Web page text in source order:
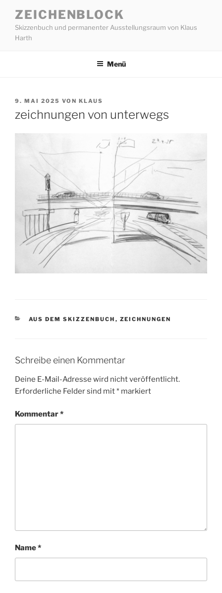
Inhalt
springen
ZEICHENBLOCK
Skizzenbuch und permanenter Ausstellungsraum von Klaus
Harth
Menü
VERÖFFENTLICHT
9. MAI 2025 VON KLAUS
zeichnungen von unterwegs
KATEGORIEN
AUS DEM SKIZZENBUCH , ZEICHNUNGEN
Schreibe einen Kommentar
Deine E-Mail-Adresse wird nicht veröffentlicht.
Erforderliche Felder sind mit* markiert
Kommentar*
Name*